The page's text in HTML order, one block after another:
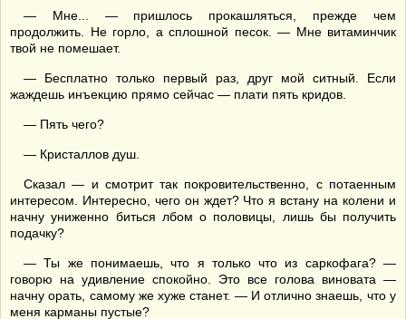
— Мне... — пришлось прокашляться, прежде чем
продолжить. Не горло, а сплошной песок. — Мне витаминчик
твой не помешает.
— Бесплатно только первый раз, друг мой ситный. Если
жаждешь инъекцию прямо сейчас — плати пять кридов.
— Пять чего?
— Кристаллов душ.
Сказал — и смотрит так покровительственно, с потаенным
интересом. Интересно, чего он ждет? Что я встану на колени и
начну униженно биться лбом о половицы, лишь бы получить
подачку?
— Ты же понимаешь, что я только что из саркофага? —
говорю на удивление спокойно. Это все голова виновата —
начну орать, самому же хуже станет. — И отлично знаешь, что у
меня карманы пустые?